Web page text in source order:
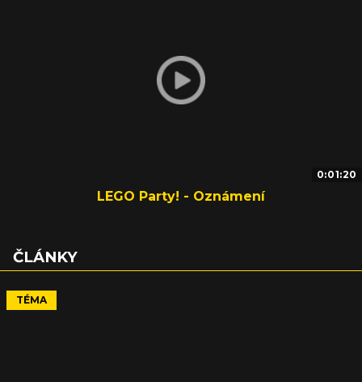
0:01:20
LEGO Party! - Oznámení
ČLÁNKY
TÉMA